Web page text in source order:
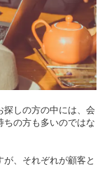
探しの方の中には、会
ちの方も多いのではな
、それぞれが顧客と